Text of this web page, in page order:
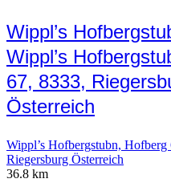
Wippl’s
Wippl’s
67, 8333,
Österreich
Wippl’s Hofbergstubn, Hofberg
Riegersburg Österreich
36.8 km